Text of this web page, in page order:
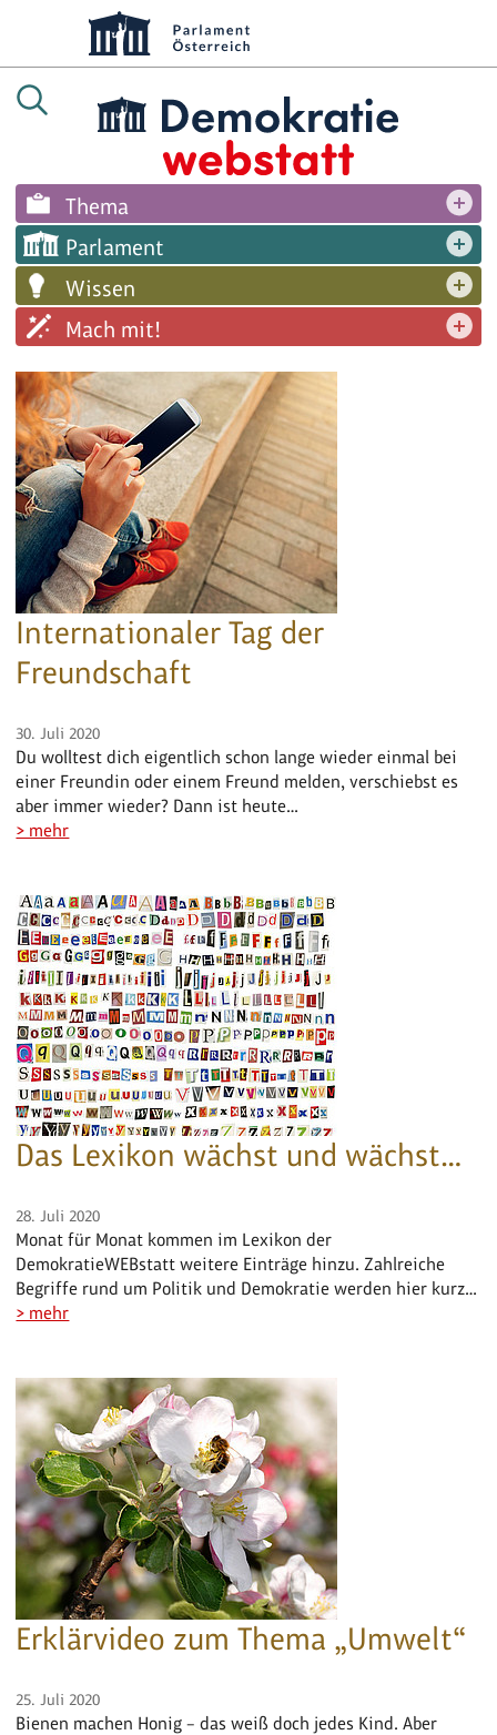
Thema
Parlament
Wissen
Mach mit!
Internationaler Tag der
Freundschaft
30. Juli 2020
Du wolltest dich eigentlich schon lange wieder einmal bei
einer Freundin oder einem Freund melden, verschiebst es
aber immer wieder? Dann ist heute…
> mehr
Das Lexikon wächst und wächst…
28. Juli 2020
Monat für Monat kommen im Lexikon der
DemokratieWEBstatt weitere Einträge hinzu. Zahlreiche
Begriffe rund um Politik und Demokratie werden hier kurz…
> mehr
Erklärvideo zum Thema „Umwelt“
25. Juli 2020
Bienen machen Honig – das weiß doch jedes Kind. Aber